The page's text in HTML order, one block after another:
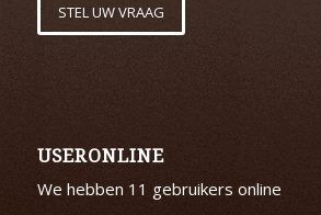
STEL UW VRAAG
USERONLINE
We hebben 11 gebruikers online